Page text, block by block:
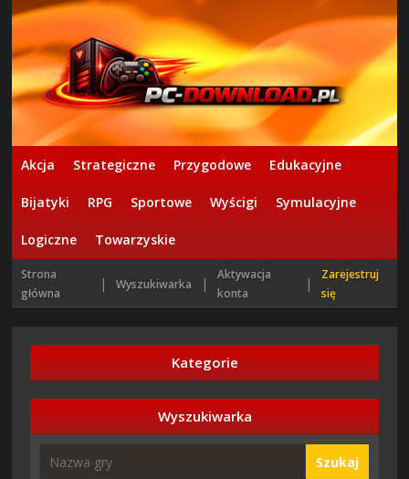
Akcja Strategiczne Przygodowe Edukacyjne
Bijatyki RPG Sportowe Wyścigi Symulacyjne
Logiczne Towarzyskie
Strona
główna
| Wyszukiwarka |
Aktywacja
konta
|
Zarejestruj
się
Kategorie
Wyszukiwarka
Szukaj